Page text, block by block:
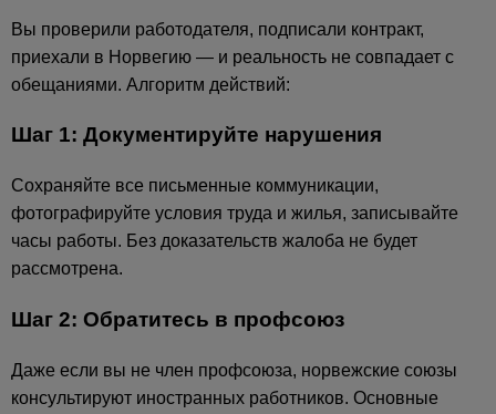
Вы проверили работодателя, подписали контракт,
приехали в Норвегию — и реальность не совпадает с
обещаниями. Алгоритм действий:
Шаг 1: Документируйте нарушения
Сохраняйте все письменные коммуникации,
фотографируйте условия труда и жилья, записывайте
часы работы. Без доказательств жалоба не будет
рассмотрена.
Шаг 2: Обратитесь в профсоюз
Даже если вы не член профсоюза, норвежские союзы
консультируют иностранных работников. Основные